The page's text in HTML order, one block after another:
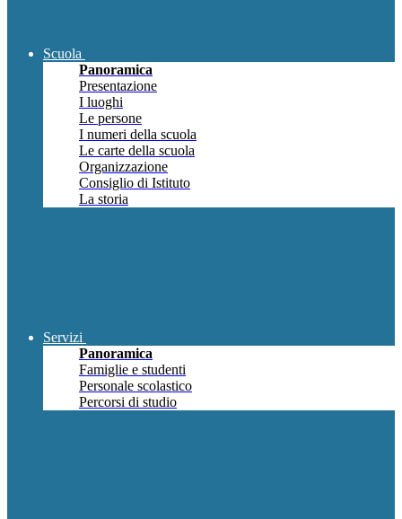
Scuola
Panoramica
Presentazione
I luoghi
Le persone
I numeri della scuola
Le carte della scuola
Organizzazione
Consiglio di Istituto
La storia
Servizi
Panoramica
Famiglie e studenti
Personale scolastico
Percorsi di studio